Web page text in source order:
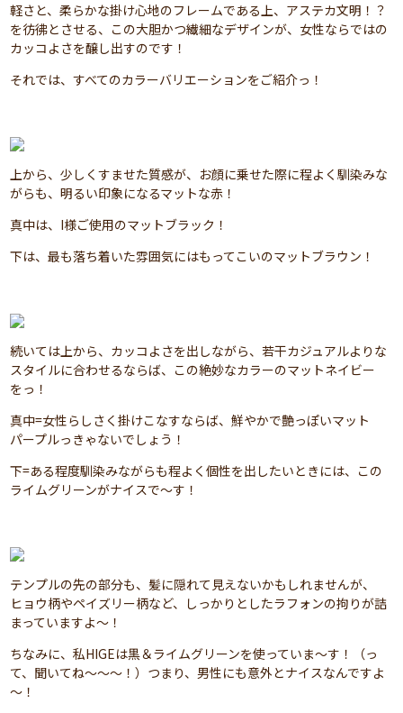
軽さと、柔らかな掛け心地のフレームである上、アステカ文明！？
を彷彿とさせる、この大胆かつ繊細なデザインが、女性ならではの
カッコよさを醸し出すのです！
それでは、すべてのカラーバリエーションをご紹介っ！
上から、少しくすませた質感が、お顔に乗せた際に程よく馴染みな
がらも、明るい印象になるマットな赤！
真中は、I様ご使用のマットブラック！
下は、最も落ち着いた雰囲気にはもってこいのマットブラウン！
続いては上から、カッコよさを出しながら、若干カジュアルよりな
スタイルに合わせるならば、この絶妙なカラーのマットネイビー
をっ！
真中=女性らしさく掛けこなすならば、鮮やかで艶っぽいマット
パープルっきゃないでしょう！
下=ある程度馴染みながらも程よく個性を出したいときには、この
ライムグリーンがナイスで～す！
テンプルの先の部分も、髪に隠れて見えないかもしれませんが、
ヒョウ柄やペイズリー柄など、しっかりとしたラフォンの拘りが詰
まっていますよ～！
ちなみに、私HIGEは黒＆ライムグリーンを使っていま～す！（っ
て、聞いてね～～～！）つまり、男性にも意外とナイスなんですよ
～！